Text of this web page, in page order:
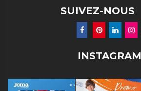
SUIVEZ-NOUS
INSTAGRAM